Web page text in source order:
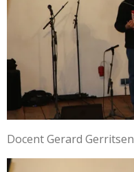
Docent Gerard Gerritsen